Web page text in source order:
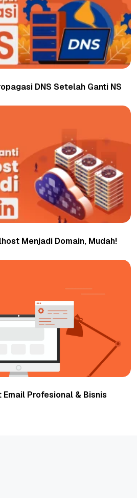
DNS Setelah Ganti NS
Menjadi Domain, Mudah!
Profesional & Bisnis